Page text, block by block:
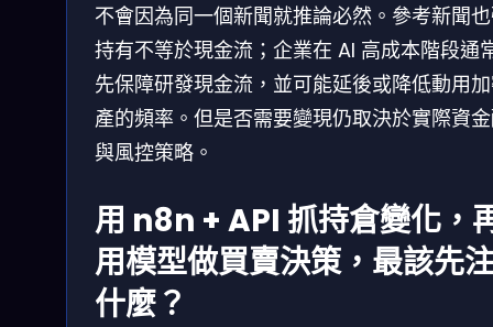
不會因為同一個新聞就推論必然。參考新聞
持有不等於現金流；企業在 AI 高成本階段通
先保障研發現金流，並可能延後或降低動用
產的頻率。但是否需要變現仍取決於實際資
與風控策略。
用 n8n + API 抓持倉變化，
用模型做買賣決策，最該先
什麼？